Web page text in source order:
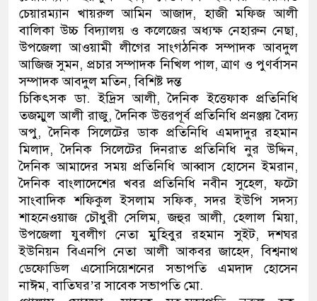
চেয়ারম্যান খায়রুল আমিন আজাদ, হাজী মফিজ আলী
বালিকা উচ্চ বিদ্যালয় ও কলেজের অধ্যক্ষ নেহারুন নেছা,
উপজেলা আওয়ামী লীগের সাংগঠনিক সম্পাদক আবদুল
আজিজ সুমন, প্রচার সম্পাদক নিখিল পাল, ত্রাণ ও পুণর্বাসন
সম্পাদক আবদুল মতিন, বিশিষ্ট দন্ত
চিকিৎসক ডা. ইদ্রিস আলী, দৈনিক ইত্তেফাক প্রতিনিধি
তজম্মুল আলী রাজু, দৈনিক উত্তরপূর্ব প্রতিনিধি প্রনঞ্জয় বৈদ্য
অপু, দৈনিক সিলেটের ডাক প্রতিনিধি এমদাদুর রহমান
মিলাদ, দৈনিক সিলেটের দিনরাত প্রতিনিধি নুর উদ্দিন,
দৈনিক আমাদের সময় প্রতিনিধি আব্বাস হোসেন ইমরান,
দৈনিক বাংলাদেশের খবর প্রতিনিধি নবীন সুহেল, ফটো
সাংবাদিক শফিকুল ইসলাম সফিক, সদর ইউপি সদস্য
শাহনেওয়াজ চৌধুরী সেলিম, জহুর আলী, হেলাল মিয়া,
উপজেলা যুবলীগ নেতা মুহিবুর রহমান সুইট, দশঘর
ইউনিয়ন বিএনপি নেতা আলী আকবর জাহেদ, বিশ্বনাথ
ডেফোডিল এসোসিয়েশনের সভাপতি এমদাদ হোসেন
নাঈম, বাতিঘর’র সাবেক সভাপতি মো.